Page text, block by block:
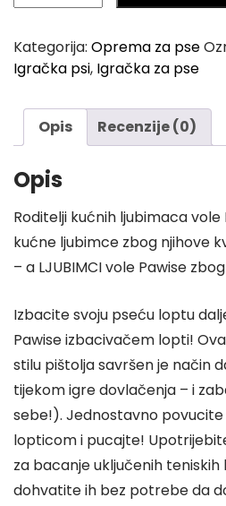
Pse
Ispaljivač
Loptica
količina
Kategorija: Oprema za pse
Igračka psi, Igračka za pse
Opis Recenzije (0)
Opis
Roditelji kućnih ljubimaca
kućne ljubimce zbog njihove
– a LJUBIMCI vole Pawise
Izbacite svoju pseću loptu
Pawise izbacivačem lopti!
stilu pištolja savršen je način
tijekom igre dovlačenja – i
sebe!). Jednostavno
lopticom i pucajte!
za bacanje uključenih
dohvatite ih bez potrebe da